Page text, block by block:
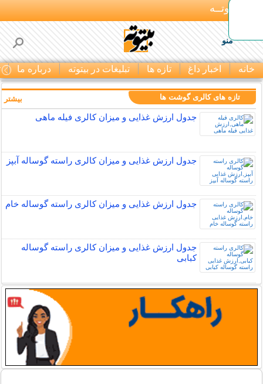
بـیتوتــه
منو
خانه اخبار داغ تازه ها تبلیغات در بیتوته درباره ما
تازه های کالری گوشت ها
جدول ارزش غذایی و میزان کالری فیله ماهی
جدول ارزش غذایی و میزان کالری راسته گوساله آبپز
جدول ارزش غذایی و میزان کالری راسته گوساله خام
جدول ارزش غذایی و میزان کالری راسته گوساله
کبابی
جدول ارزش غذایی و میزان کالری بال بوقلمون با
پوست خام
بیشتر